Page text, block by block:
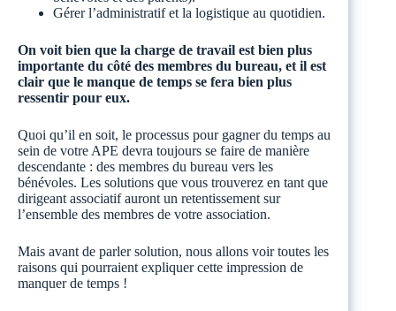
Gérer l’administratif et la logistique au quotidien.
On voit bien que la charge de travail est bien plus
importante du côté des membres du bureau, et il est
clair que le manque de temps se fera bien plus
ressentir pour eux.
Quoi qu’il en soit, le processus pour gagner du temps au
sein de votre APE devra toujours se faire de manière
descendante : des membres du bureau vers les
bénévoles. Les solutions que vous trouverez en tant que
dirigeant associatif auront un retentissement sur
l’ensemble des membres de votre association.
Mais avant de parler solution, nous allons voir toutes les
raisons qui pourraient expliquer cette impression de
manquer de temps !